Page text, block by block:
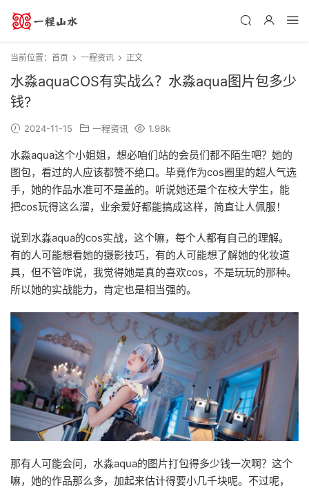
当前位置： 首页 一程资讯 正文
水淼aquaCOS有实战么？水淼aqua图片包多少
钱?
2024-11-15 一程资讯 1.98k
水淼aqua这个小姐姐，想必咱们站的会员们都不陌生吧？她的
图包，看过的人应该都赞不绝口。毕竟作为cos圈里的超人气选
手，她的作品水准可不是盖的。听说她还是个在校大学生，能
把cos玩得这么溜，业余爱好都能搞成这样，简直让人佩服！
说到水淼aqua的cos实战，这个嘛，每个人都有自己的理解。
有的人可能想看她的摄影技巧，有的人可能想了解她的化妆道
具，但不管咋说，我觉得她是真的喜欢cos，不是玩玩的那种。
所以她的实战能力，肯定也是相当强的。
那有人可能会问，水淼aqua的图片打包得多少钱一次啊？这个
嘛，她的作品那么多，加起来估计得要小几千块呢。不过呢，